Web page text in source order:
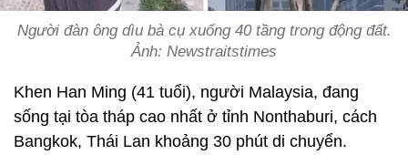
Người đàn ông dìu bà cụ xuống 40 tầng trong động đất.
Ảnh: Newstraitstimes
Khen Han Ming (41 tuổi), người Malaysia, đang
sống tại tòa tháp cao nhất ở tỉnh Nonthaburi, cách
Bangkok, Thái Lan khoảng 30 phút di chuyển.